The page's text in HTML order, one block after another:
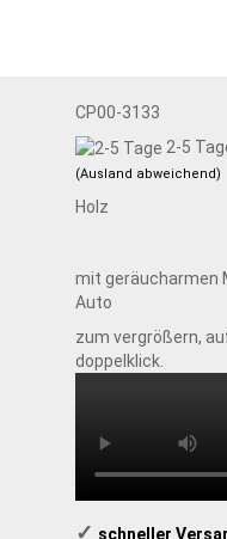
CP00-3133
2-5
(Ausland abweichend)
Holz
mit geräucharmen
Auto
zum vergrößern,
doppelklick.
✓ ​schneller